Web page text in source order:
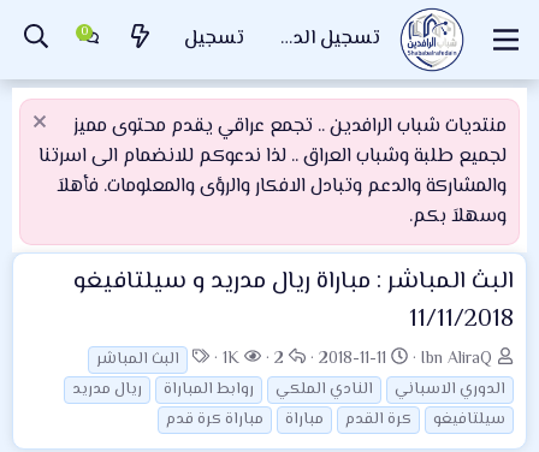
تسجيل الدخول تسجيل
منتديات شباب الرافدين .. تجمع عراقي يقدم محتوى مميز
لجميع طلبة وشباب العراق .. لذا ندعوكم للانضمام الى اسرتنا
والمشاركة والدعم وتبادل الافكار والرؤى والمعلومات. فأهلاَ
وسهلاَ بكم.
البث المباشر : مباراة ريال مدريد و سيلتافيغو
11/11/2018
ب
ا
د
ئ
Ibn AliraQ
ت
ا
ر
ي
2018-11-11
ا
ل
ر
د
2
ا
ل
م
ش
1K
ا
ل
و
س
البث المباشر
الدوري الاسباني
النادي الملكي روابط المباراة
ريال مدريد
سيلتافيغو
كرة القدم مباراة مباراة كرة قدم